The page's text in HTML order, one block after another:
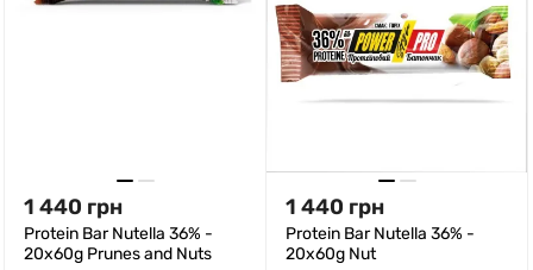
1 440 грн
Protein Bar Nutella 36% -
20x60g Prunes and Nuts
1 440 грн
Protein Bar Nutella 36% -
20x60g Nut